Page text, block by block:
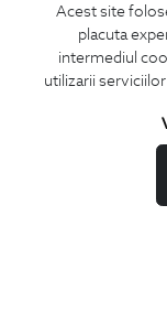
Acest site
placuta
intermediul
utilizarii